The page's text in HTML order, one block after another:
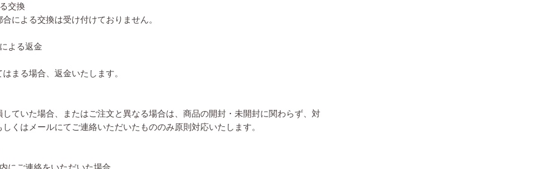
交換
による交換は受け付けておりません。
よる返金
まる場合、返金いたします。
していた場合、またはご注文と異なる場合は、商品の開封・未開封に関わらず、対
くはメールにてご連絡いただいたもののみ原則対応いたします。
にご連絡をいただいた場合